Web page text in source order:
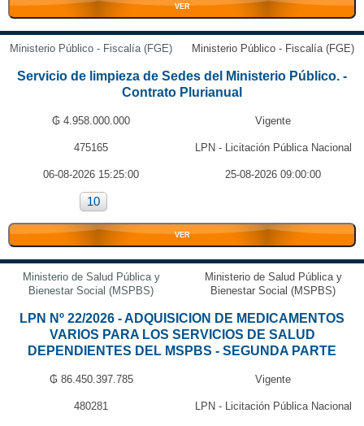
VER
Ministerio Público - Fiscalía (FGE) Ministerio Público - Fiscalía (FGE)
Servicio de limpieza de Sedes del Ministerio Público. -
Contrato Plurianual
₲ 4.958.000.000 Vigente
475165 LPN - Licitación Pública Nacional
06-08-2026 15:25:00 25-08-2026 09:00:00
10
VER
Ministerio de Salud Pública y
Bienestar Social (MSPBS)
Ministerio de Salud Pública y
Bienestar Social (MSPBS)
LPN Nº 22/2026 - ADQUISICION DE MEDICAMENTOS
VARIOS PARA LOS SERVICIOS DE SALUD
DEPENDIENTES DEL MSPBS - SEGUNDA PARTE
₲ 86.450.397.785 Vigente
480281 LPN - Licitación Pública Nacional